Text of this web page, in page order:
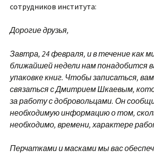
сотрудников института:
Дорогие друзья,
Завтра, 24 февраля, и в течение как
ближайшей недели нам понадобится
упаковке книг. Чтобы записаться,
связаться с Дмитрием Шкаевым,
за работу с добровольцами. Он
необходимую информацию о том,
необходимо, времени, характере
Перчатками и масками мы вас